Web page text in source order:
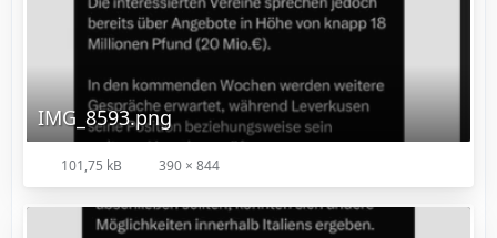
IMG_8593.png
101,75 kB 390 × 844